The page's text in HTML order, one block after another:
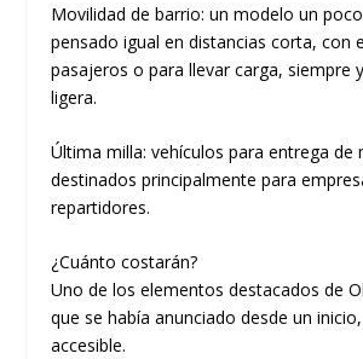
Movilidad de barrio: un modelo un
pensado igual en distancias corta, con
pasajeros o para llevar carga, siempre
ligera.
Última milla: vehículos para entrega de
destinados principalmente para
repartidores.
¿Cuánto costarán?
Uno de los elementos destacados de
que se había anunciado desde un
accesible.